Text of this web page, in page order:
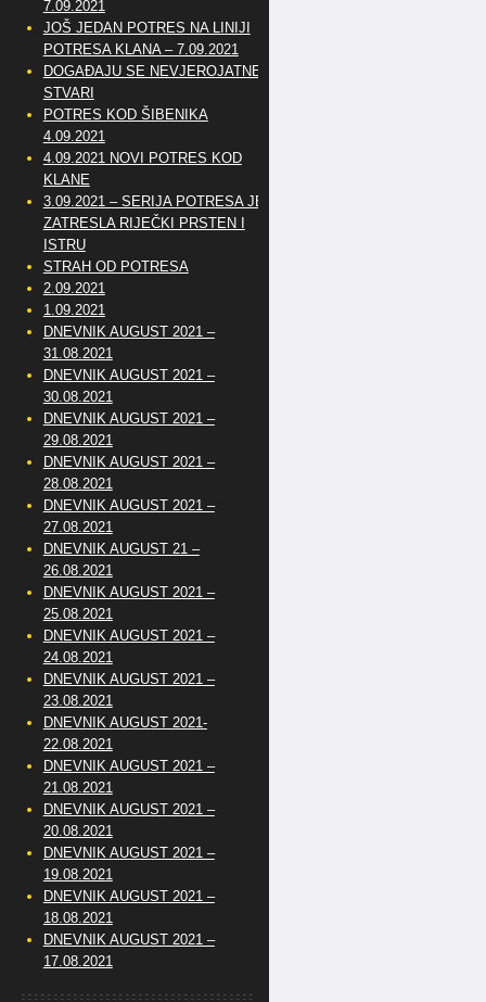
7.09.2021
JOŠ JEDAN POTRES NA LINIJI
POTRESA KLANA – 7.09.2021
DOGAĐAJU SE NEVJEROJATNE
STVARI
POTRES KOD ŠIBENIKA
4.09.2021
4.09.2021 NOVI POTRES KOD
KLANE
3.09.2021 – SERIJA POTRESA JE
ZATRESLA RIJEČKI PRSTEN I
ISTRU
STRAH OD POTRESA
2.09.2021
1.09.2021
DNEVNIK AUGUST 2021 –
31.08.2021
DNEVNIK AUGUST 2021 –
30.08.2021
DNEVNIK AUGUST 2021 –
29.08.2021
DNEVNIK AUGUST 2021 –
28.08.2021
DNEVNIK AUGUST 2021 –
27.08.2021
DNEVNIK AUGUST 21 –
26.08.2021
DNEVNIK AUGUST 2021 –
25.08.2021
DNEVNIK AUGUST 2021 –
24.08.2021
DNEVNIK AUGUST 2021 –
23.08.2021
DNEVNIK AUGUST 2021-
22.08.2021
DNEVNIK AUGUST 2021 –
21.08.2021
DNEVNIK AUGUST 2021 –
20.08.2021
DNEVNIK AUGUST 2021 –
19.08.2021
DNEVNIK AUGUST 2021 –
18.08.2021
DNEVNIK AUGUST 2021 –
17.08.2021